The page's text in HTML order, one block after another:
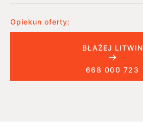
Opiekun oferty:
BŁAŻEJ LITWIN
668 000 723